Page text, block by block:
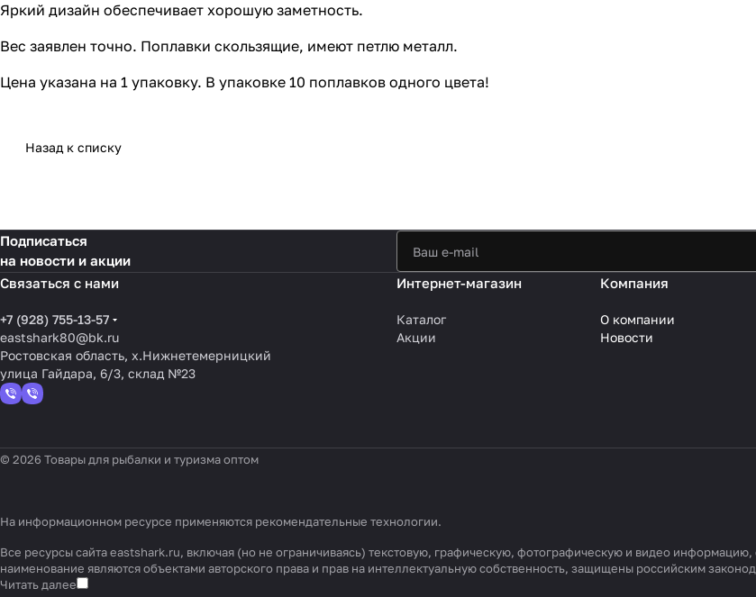
Яркий дизайн обеспечивает хорошую заметность.
Вес заявлен точно. Поплавки скользящие, имеют петлю металл.
Цена указана на 1 упаковку. В упаковке 10 поплавков одного цвета!
Назад к списку
Подписаться
на новости и акции
Связаться с нами
+7 (928) 755-13-57
eastshark80@bk.ru
Ростовская область, х.Нижнетемерницкий
улица Гайдара, 6/3, склад №23
Интернет-магазин
Каталог
Акции
Компания
О компании
Новости
© 2026 Товары для рыбалки и туризма оптом
На информационном ресурсе применяются рекомендательные технологии.
Все ресурсы сайта eastshark.ru, включая (но не ограничиваясь) текстовую, графическую, фотографическую и видео
наименование являются объектами авторского права и прав на интеллектуальную собственность, защищены российским
Читать далее